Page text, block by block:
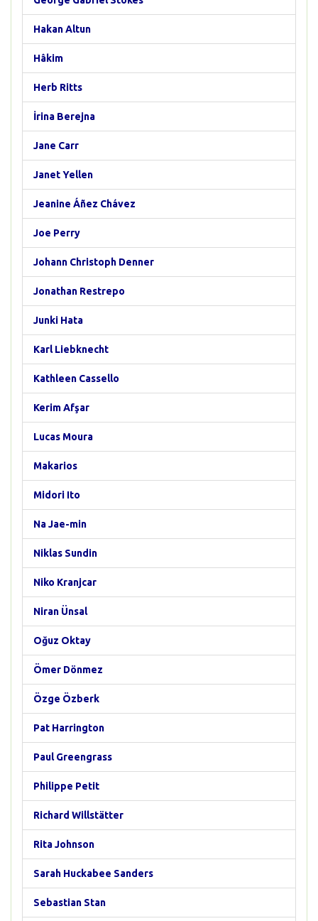
Hakan Altun
Hâkim
Herb Ritts
İrina Berejna
Jane Carr
Janet Yellen
Jeanine Áñez Chávez
Joe Perry
Johann Christoph Denner
Jonathan Restrepo
Junki Hata
Karl Liebknecht
Kathleen Cassello
Kerim Afşar
Lucas Moura
Makarios
Midori Ito
Na Jae-min
Niklas Sundin
Niko Kranjcar
Niran Ünsal
Oğuz Oktay
Ömer Dönmez
Özge Özberk
Pat Harrington
Paul Greengrass
Philippe Petit
Richard Willstätter
Rita Johnson
Sarah Huckabee Sanders
Sebastian Stan